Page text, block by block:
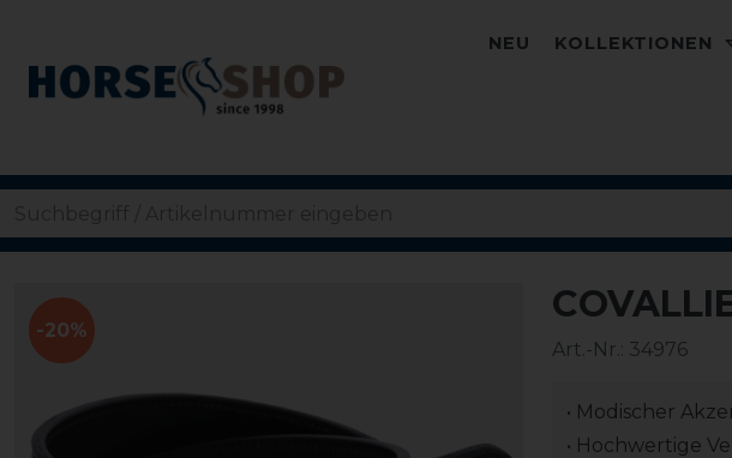
NEU KOLLEKTIONEN
-20%
Art.-Nr.: 34976
• Modischer
• Hochwertige